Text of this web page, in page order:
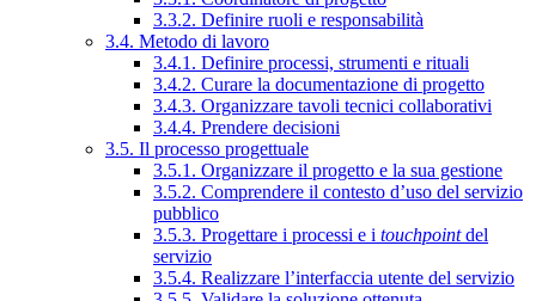
3.3.2. Definire ruoli e responsabilità
3.4. Metodo di lavoro
3.4.1. Definire processi, strumenti e rituali
3.4.2. Curare la documentazione di progetto
3.4.3. Organizzare tavoli tecnici collaborativi
3.4.4. Prendere decisioni
3.5. Il processo progettuale
3.5.1. Organizzare il progetto e la sua gestione
3.5.2. Comprendere il contesto d’uso del servizio
pubblico
3.5.3. Progettare i processi e i touchpointdel
servizio
3.5.4. Realizzare l’interfaccia utente del servizio